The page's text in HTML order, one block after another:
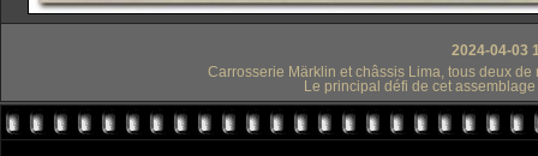
2024-04-03
Carrosserie Märklin et châssis Lima, tous deux
Le principal défi de cet